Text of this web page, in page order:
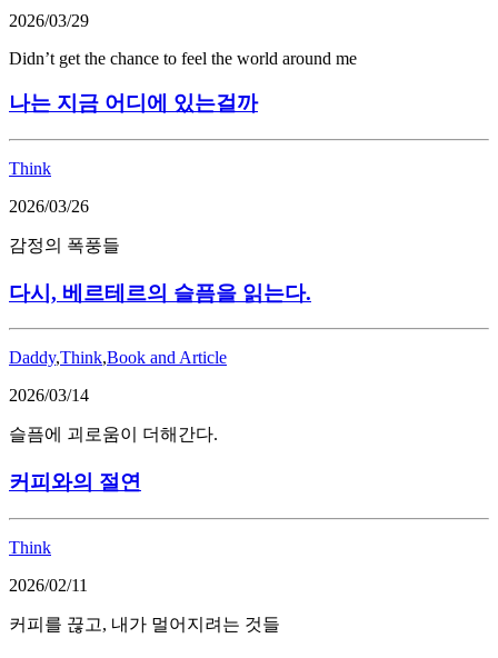
2026/03/29
Didn’t get the chance to feel the world around me
나는 지금 어디에 있는걸까
Think
2026/03/26
감정의 폭풍들
다시, 베르테르의 슬픔을 읽는다.
Daddy,Think,Book and Article
2026/03/14
슬픔에 괴로움이 더해간다.
커피와의 절연
Think
2026/02/11
커피를 끊고, 내가 멀어지려는 것들